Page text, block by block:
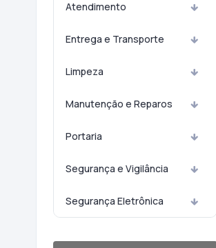
Turismo e Hotelaria
Atendimento
Entrega e Transporte
Limpeza
Manutenção e Reparos
Portaria
Segurança e Vigilância
Segurança Eletrônica